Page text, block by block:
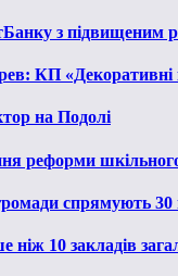
з підвищеним
КП «Декоративні
на Подолі
реформи
спрямують 30
10 закладів